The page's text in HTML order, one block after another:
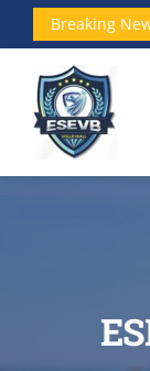
au
contenu
Breaking
Les Équipes